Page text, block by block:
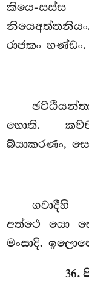
කියෙ-
රාජකං භණ්ඩං.
හොති.
බ්යාකරණං,
ගවාදීහි
අත්ථෙ යො
මංසාදි.
36.